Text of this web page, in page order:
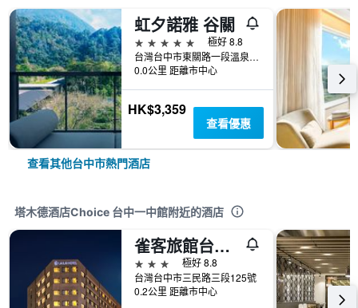
虹夕諾雅 谷關
5星級
極好 8.8
台灣台中市東關路一段溫泉巷16號
0.0公里 距離市中心
HK$3,359
查看優惠
查看其他台中市熱門酒店
塔木德酒店Choice 台中一中館附近的酒店
雀客旅館台中來來
3星級
極好 8.8
台灣台中市三民路三段125號
0.2公里 距離市中心